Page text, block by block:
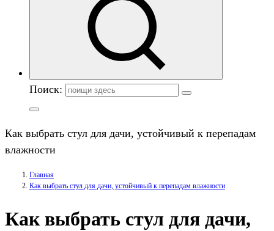
Поиск:
Как выбрать стул для дачи, устойчивый к перепадам
влажности
Главная
Как выбрать стул для дачи, устойчивый к перепадам влажности
Как выбрать стул для дачи,